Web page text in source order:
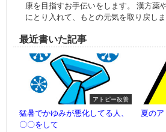
康を目指すお手伝いをします。 漢方薬
にとり入れて、もとの元気を取り戻しま
最近書いた記事
アトピー改善
猛暑でかゆみが悪化してる人、
〇〇をして
夏のア